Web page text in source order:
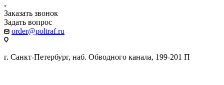
Заказать звонок
Задать вопрос
order@poltraf.ru
г. Санкт-Петербург, наб. Обводного канала, 199-201 П